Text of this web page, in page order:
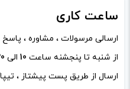
ساعت کاری
ارسالی مرسولات ، مشاوره ،
از شنبه تا پنجشنه ساعت 10 الی
ارسال از طریق پست پیشتاز ،